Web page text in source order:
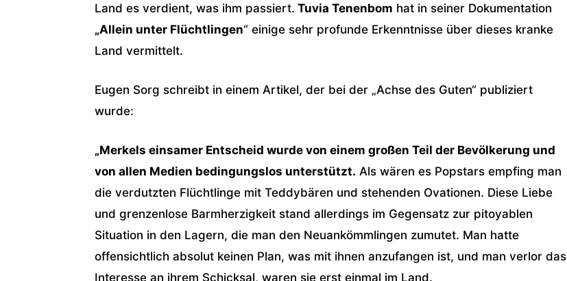
Land es verdient, was ihm passiert. Tuvia Tenenbom hat in seiner Dokumentation
„Allein unter Flüchtlingen“ einige sehr profunde Erkenntnisse über dieses kranke
Land vermittelt.
Eugen Sorg schreibt in einem Artikel, der bei der „Achse des Guten“ publiziert
wurde:
„Merkels einsamer Entscheid wurde von einem großen Teil der Bevölkerung und
von allen Medien bedingungslos unterstützt. Als wären es Popstars empfing man
die verdutzten Flüchtlinge mit Teddybären und stehenden Ovationen. Diese Liebe
und grenzenlose Barmherzigkeit stand allerdings im Gegensatz zur pitoyablen
Situation in den Lagern, die man den Neuankömmlingen zumutet. Man hatte
offensichtlich absolut keinen Plan, was mit ihnen anzufangen ist, und man verlor das
Interesse an ihrem Schicksal, waren sie erst einmal im Land.